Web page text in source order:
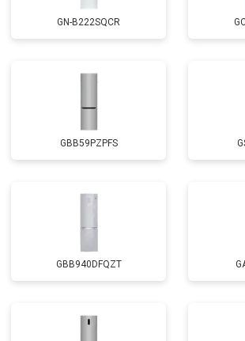
GN-B222SQCR
GBB59PZPFS
GBB940DFQZT